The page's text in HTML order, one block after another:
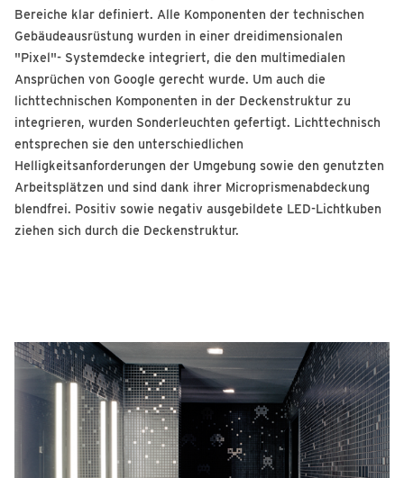
Bereiche klar definiert. Alle Komponenten der technischen
Gebäudeausrüstung wurden in einer dreidi­mensionalen
"Pixel"- Systemdecke integriert, die den multi­medialen
Ansprüchen von Google gerecht wurde. Um auch die
lichttechnischen Komponenten in der Deckenstruktur zu
integrieren, wurden Sonderleuchten gefertigt. Lichttechnisch
entsprechen sie den unterschiedlichen
Helligkeitsanforderungen der Umgebung sowie den genutzten
Arbeitsplätzen und sind dank ihrer Microprismenabdeckung
blendfrei. Positiv sowie negativ ausgebildete LED-Lichtkuben
ziehen sich durch die Deckenstruktur.